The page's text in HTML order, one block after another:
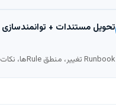
تحویل مستندات + توانمندسازی
Runbook تغییر، منطق Ruleها، نکات نگهداری و مستندات لازم تحویل داده می‌شود تا تیم داخلی بتواند ادامه مسیر را مدیریت کند.